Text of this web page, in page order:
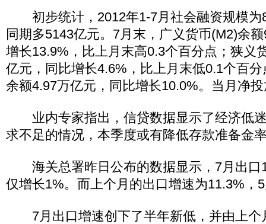
初步统计，2012年1-7月社会融资规模为
同期多5143亿元。7月末，广义货币(M2)余
增长13.9%，比上月末高0.3个百分点；狭义
亿元，同比增长4.6%，比上月末低0.1个百
余额4.97万亿元，同比增长10.0%。当月净
业内专家指出，信贷数据显示了经济低
求不足的情况，本季度或有降低存款准备金
海关总署昨日公布的数据显示，7月出口
仅增长1%。而上个月的出口增速为11.3%，
7月出口增速创下了半年新低，并由上个